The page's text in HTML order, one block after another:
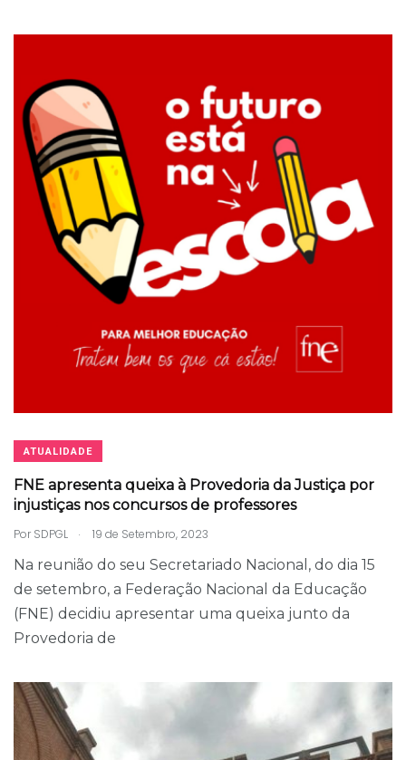
ATUALIDADE
FNE apresenta queixa à Provedoria da Justiça por
injustiças nos concursos de professores
Por SDPGL . 19 de Setembro, 2023
Na reunião do seu Secretariado Nacional, do dia 15
de setembro, a Federação Nacional da Educação
(FNE) decidiu apresentar uma queixa junto da
Provedoria de